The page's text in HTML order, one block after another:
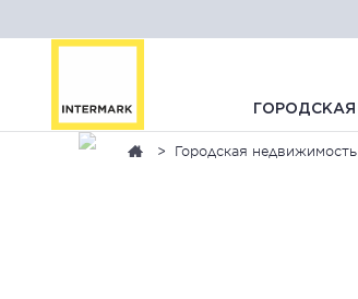
ГОРОДСКАЯ
Городская недвижимость